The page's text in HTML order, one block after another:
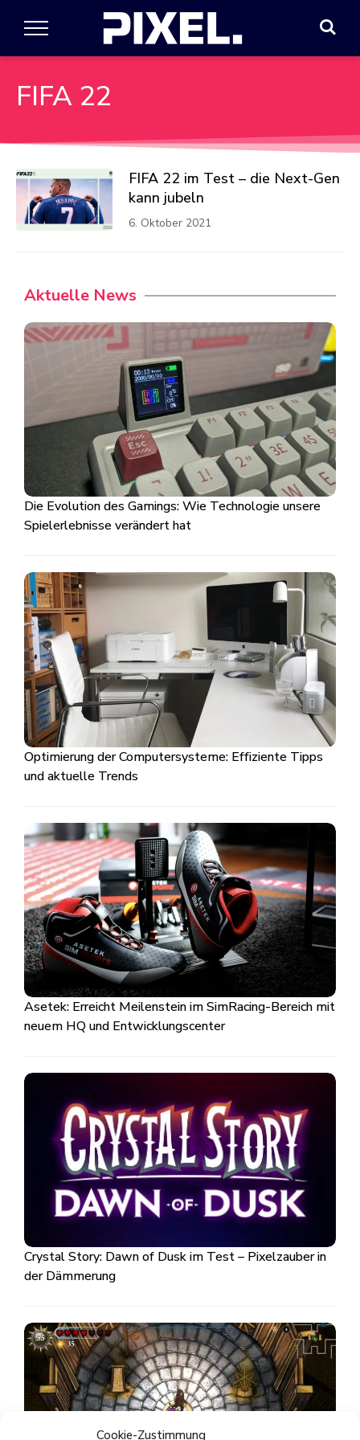
Cookie-Zustimmung
FIFA 22
FIFA 22 im Test – die Next-Gen
kann jubeln
6. Oktober 2021
Aktuelle News
Die Evolution des Gamings: Wie Technologie unsere
Spielerlebnisse verändert hat
Optimierung der Computersysteme: Effiziente Tipps
und aktuelle Trends
Asetek: Erreicht Meilenstein im SimRacing-Bereich mit
neuem HQ und Entwicklungscenter
Crystal Story: Dawn of Dusk im Test – Pixelzauber in
der Dämmerung